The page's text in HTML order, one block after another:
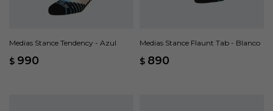
Medias Stance Tendency - Azul
$ 990
Medias Stance Flaunt Tab - Blanco
$ 890